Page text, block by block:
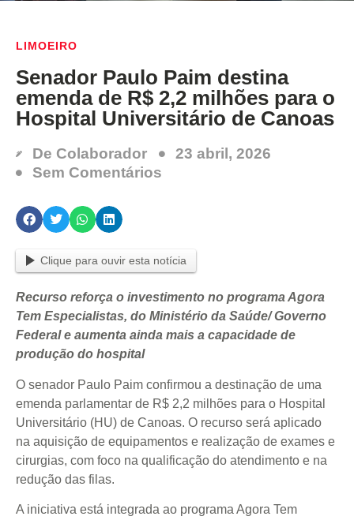
LIMOEIRO
Senador Paulo Paim destina
emenda de R$ 2,2 milhões para o
Hospital Universitário de Canoas
De Colaborador
23 abril, 2026
Sem Comentários
Clique para ouvir esta notícia
Recurso reforça o investimento no programa Agora
Tem Especialistas, do Ministério da Saúde/ Governo
Federal e aumenta ainda mais a capacidade de
produção do hospital
O senador Paulo Paim confirmou a destinação de uma
emenda parlamentar de R$ 2,2 milhões para o Hospital
Universitário (HU) de Canoas. O recurso será aplicado
na aquisição de equipamentos e realização de exames e
cirurgias, com foco na qualificação do atendimento e na
redução das filas.
A iniciativa está integrada ao programa Agora Tem